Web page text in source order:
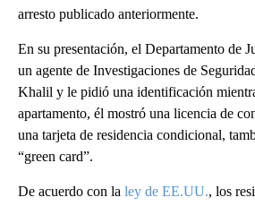
arresto publicado anteriormente.
En su presentación, el Departamento de
un agente de Investigaciones de
Khalil y le pidió una identificación
apartamento, él mostró una licencia de
una tarjeta de residencia condicional,
“green card”.
De acuerdo con la ley de EE.UU., los